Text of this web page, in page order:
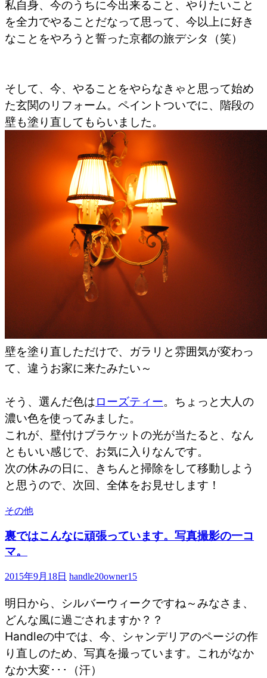
私自身、今のうちに今出来ること、やりたいこと
を全力でやることだなって思って、今以上に好き
なことをやろうと誓った京都の旅デシタ（笑）
そして、今、やることをやらなきゃと思って始め
た玄関のリフォーム。ペイントついでに、階段の
壁も塗り直してもらいました。
壁を塗り直しただけで、ガラリと雰囲気が変わっ
て、違うお家に来たみたい～
そう、選んだ色はローズティー。ちょっと大人の
濃い色を使ってみました。
これが、壁付けブラケットの光が当たると、なん
ともいい感じで、お気に入りなんです。
次の休みの日に、きちんと掃除をして移動しよう
と思うので、次回、全体をお見せします！
その他
裏ではこんなに頑張っています。写真撮影の一コ
マ。
2015年9月18日 handle20owner15
明日から、シルバーウィークですね～みなさま、
どんな風に過ごされますか？？
Handleの中では、今、シャンデリアのページの作
り直しのため、写真を撮っています。これがなか
なか大変･･･（汗）